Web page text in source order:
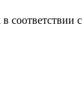
соответствии с